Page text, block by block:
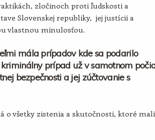
zločinoch proti ľudskosti a
Slovenskej republiky, jej justícii a
vlastnou minulosťou.
mála prípadov kde sa podarilo
prípad už v samotnom
bezpečnosti a jej zúčtovanie s
o všetky zistenia a skutočnosti, ktoré mali